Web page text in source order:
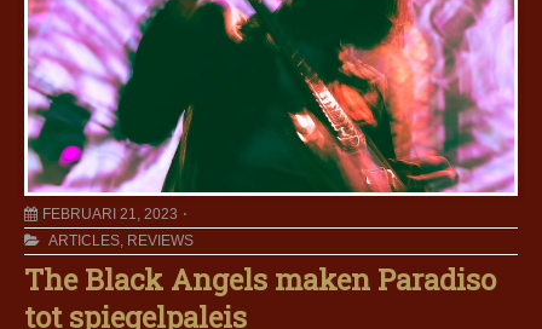
FEBRUARI 21, 2023
ARTICLES, REVIEWS
The Black Angels maken Paradiso
tot spiegelpaleis